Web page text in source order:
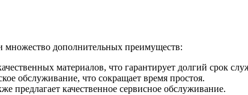
множество дополнительных преимуществ:
материалов, что гарантирует долгий срок
обслуживание, что сокращает время простоя.
предлагает качественное сервисное обслуживание.